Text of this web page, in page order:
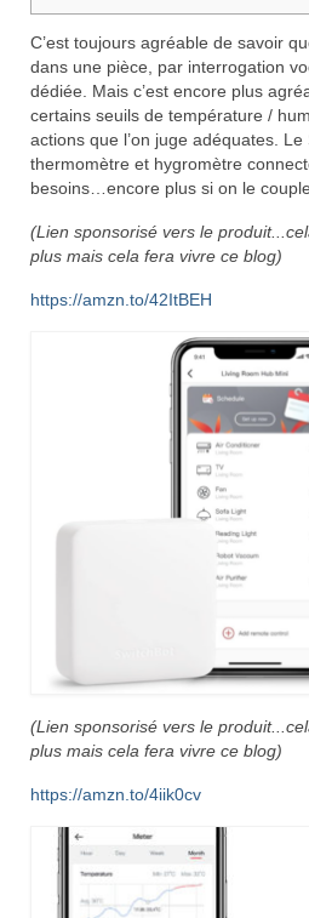
C’est toujours agréable de savoir
dans une pièce, par interrogation
dédiée. Mais c’est encore plus
certains seuils de température /
actions que l’on juge adéquates.
thermomètre et hygromètre
besoins…encore plus si on le
(Lien sponsorisé vers le
plus mais cela fera vivre ce blog)
https://amzn.to/42ItBEH
(Lien sponsorisé vers le
plus mais cela fera vivre ce blog)
https://amzn.to/4iik0cv